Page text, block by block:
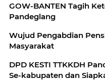
GOW-BANTEN Tagih
Pandeglang
Wujud Pengabdian
Masyarakat
DPD KESTI TTKKDH
Se-kabupaten dan